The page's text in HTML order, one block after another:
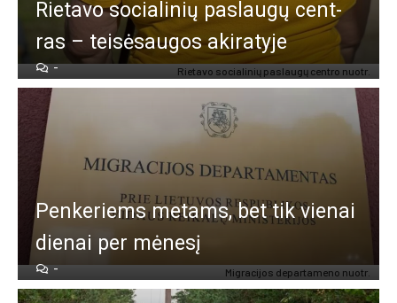
Rie­ta­vo so­cia­li­nių pa­slau­gų cent­ro nuo­tr.
Rie­ta­vo so­cia­li­nių pa­slau­gų cent­
ras – tei­sė­sau­gos aki­ra­ty­je
-
Mig­ra­ci­jos de­par­ta­me­no nuo­tr.
Pen­ke­riems me­tams, bet tik vie­nai
die­nai per mė­ne­sį
-